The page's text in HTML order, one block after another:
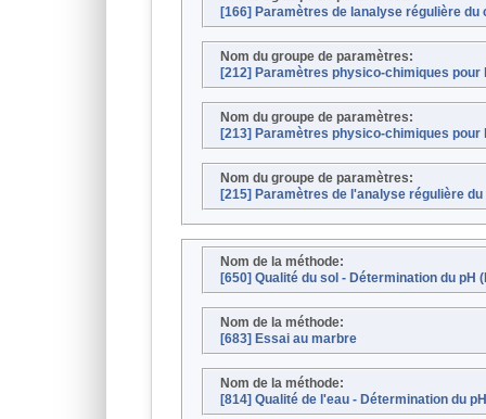
[166] Paramètres de lanalyse régulière
Nom du groupe de paramètres:
[212] Paramètres physico-chimiques pour
Nom du groupe de paramètres:
[213] Paramètres physico-chimiques pour
Nom du groupe de paramètres:
[215] Paramètres de l'analyse régulière
Nom de la méthode:
[650] Qualité du sol - Détermination du pH
Nom de la méthode:
[683] Essai au marbre
Nom de la méthode:
[814] Qualité de l'eau - Détermination du